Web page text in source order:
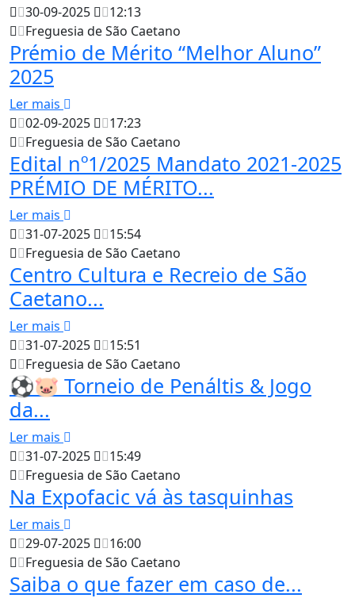
30-09-2025
12:13
Freguesia de São Caetano
Prémio de Mérito “Melhor Aluno”
2025
Ler mais
02-09-2025
17:23
Freguesia de São Caetano
Edital nº1/2025 Mandato 2021-2025
PRÉMIO DE MÉRITO...
Ler mais
31-07-2025
15:54
Freguesia de São Caetano
Centro Cultura e Recreio de São
Caetano...
Ler mais
31-07-2025
15:51
Freguesia de São Caetano
⚽🐷 Torneio de Penáltis & Jogo
da...
Ler mais
31-07-2025
15:49
Freguesia de São Caetano
Na Expofacic vá às tasquinhas
Ler mais
29-07-2025
16:00
Freguesia de São Caetano
Saiba o que fazer em caso de...